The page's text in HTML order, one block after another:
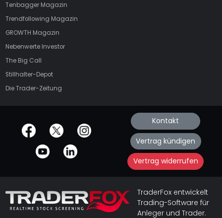
Tenbagger Magazin
Trendfollowing Magazin
GROWTH Magazin
Nebenwerte Investor
The Big Call
Stillhalter-Depot
Die Trader-Zeitung
offizielle Social Media-Accounts Kontakt
Vertrag kündigen
Vertrag widerrufen
TraderFox entwickelt
Trading-Software für
Anleger und Trader.